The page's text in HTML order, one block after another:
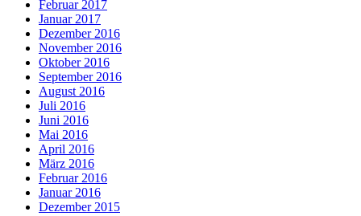
Februar 2017
Januar 2017
Dezember 2016
November 2016
Oktober 2016
September 2016
August 2016
Juli 2016
Juni 2016
Mai 2016
April 2016
März 2016
Februar 2016
Januar 2016
Dezember 2015